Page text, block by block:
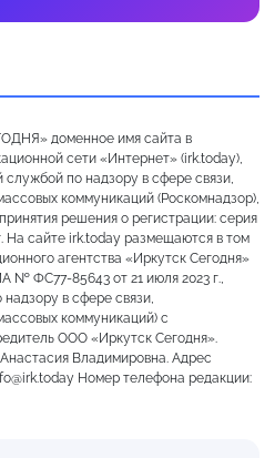
доменное имя сайта в
сети «Интернет» (irk.today),
по надзору в сфере связи,
коммуникаций (Роскомнадзор),
решения о регистрации: серия
На сайте irk.today размещаются в том
агентства «Иркутск Сегодня»
№ ФС77-85643 от 21 июля 2023 г.,
в сфере связи,
коммуникаций) с
ООО «Иркутск Сегодня».
Владимировна. Адрес
Номер телефона редакции: